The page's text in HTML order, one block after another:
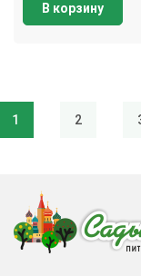
В корзину
1 2